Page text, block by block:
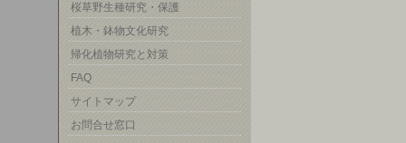
桜草野生種研究・保護
植木・鉢物文化研究
帰化植物研究と対策
FAQ
サイトマップ
お問合せ窓口